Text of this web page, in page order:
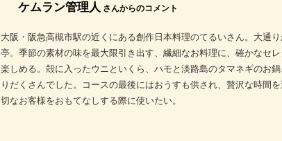
ケムラン管理人 さんからのコメント
大阪・阪急高槻市駅の近くにある創作日本料理のてるいさん。大通
亭。季節の素材の味を最大限引き出す、繊細なお料理に、確かなセ
楽しめる。殻に入ったウニといくら、ハモと淡路島のタマネギのお
りだくさんでした。コースの最後にはおうすも供され、贅沢な時間
切なお客様をおもてなしする際に使いたい。